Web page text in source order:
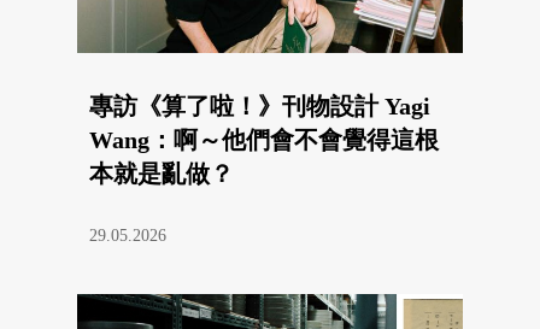
專訪《算了啦！》刊物設計 Yagi
Wang：啊～他們會不會覺得這根
本就是亂做？
29.05.2026